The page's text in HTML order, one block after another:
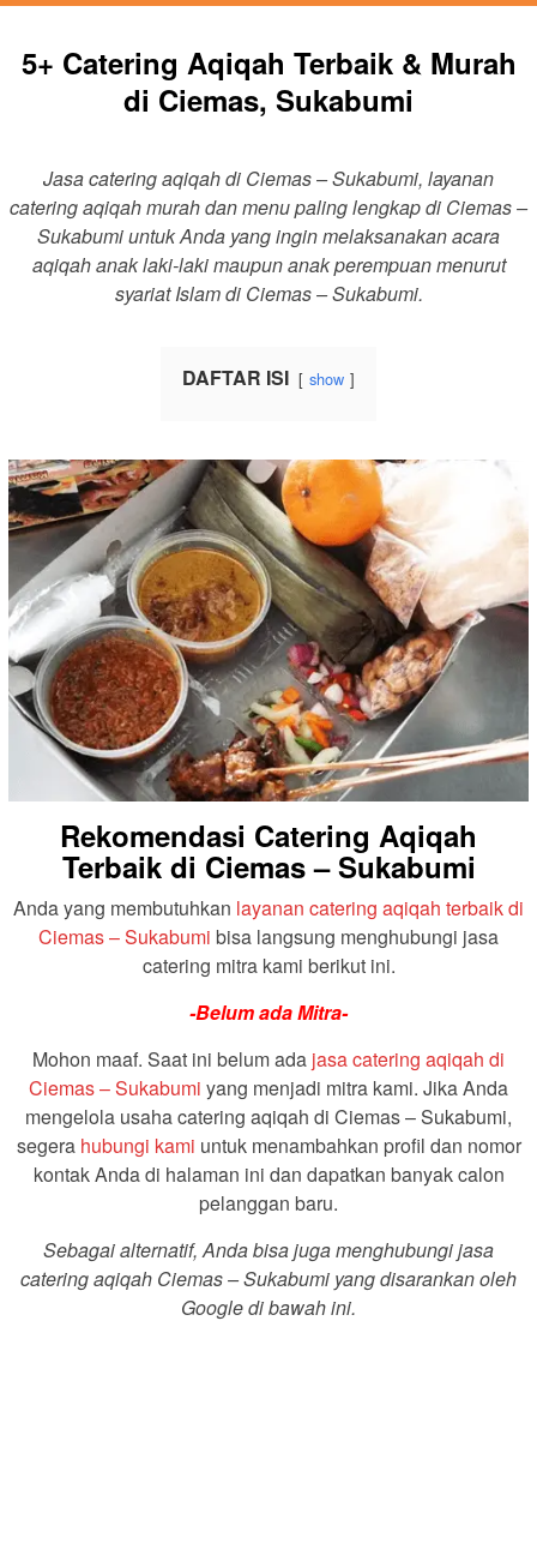
5+ Catering Aqiqah Terbaik & Murah
di Ciemas, Sukabumi
Jasa catering aqiqah di Ciemas – Sukabumi, layanan
catering aqiqah murah dan menu paling lengkap di Ciemas –
Sukabumi untuk Anda yang ingin melaksanakan acara
aqiqah anak laki-laki maupun anak perempuan menurut
syariat Islam di Ciemas – Sukabumi.
DAFTAR ISI show
Rekomendasi Catering Aqiqah
Terbaik di Ciemas – Sukabumi
Anda yang membutuhkan layanan catering aqiqah terbaik di
Ciemas – Sukabumi bisa langsung menghubungi jasa
catering mitra kami berikut ini.
-Belum ada Mitra-
Mohon maaf. Saat ini belum ada jasa catering aqiqah di
Ciemas – Sukabumi yang menjadi mitra kami. Jika Anda
mengelola usaha catering aqiqah di Ciemas – Sukabumi,
segera hubungi kami untuk menambahkan profil dan nomor
kontak Anda di halaman ini dan dapatkan banyak calon
pelanggan baru.
Sebagai alternatif, Anda bisa juga menghubungi jasa
catering aqiqah Ciemas – Sukabumi yang disarankan oleh
Google di bawah ini.